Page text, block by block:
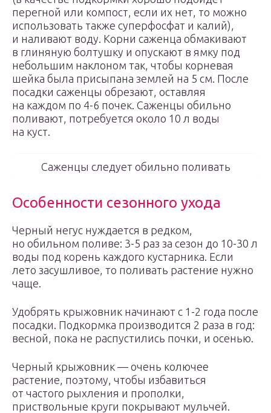
перегной или компост, если их нет, то можно
использовать также суперфосфат и калий),
и наливают воду. Корни саженца обмакивают
в глиняную болтушку и опускают в ямку под
небольшим наклоном так, чтобы корневая
шейка была присыпана землей на 5 см. После
посадки саженцы обрезают, оставляя
на каждом по 4-6 почек. Саженцы обильно
поливают, потребуется около 10 л воды
на куст.
Саженцы следует обильно поливать
Особенности сезонного ухода
Черный негус нуждается в редком,
но обильном поливе: 3-5 раз за сезон до 10-30 л
воды под корень каждого кустарника. Если
лето засушливое, то поливать растение нужно
чаще.
Удобрять крыжовник начинают с 1-2 года после
посадки. Подкормка производится 2 раза в год:
весной, пока не распустились почки, и осенью.
Черный крыжовник — очень колючее
растение, поэтому, чтобы избавиться
от частого рыхления и прополки,
приствольные круги покрывают мульчей.